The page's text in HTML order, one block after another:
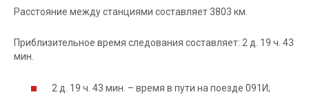
Расстояние между станциями составляет 3803 км.
Приблизительное время следования составляет: 2 д. 19 ч. 43
мин.
2 д. 19 ч. 43 мин. – время в пути на поезде 091И;